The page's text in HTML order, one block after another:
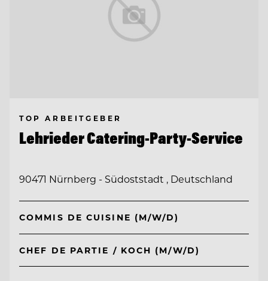
TOP ARBEITGEBER
Lehrieder Catering-Party-Service
90471 Nürnberg - Südoststadt , Deutschland
COMMIS DE CUISINE (M/W/D)
CHEF DE PARTIE / KOCH (M/W/D)